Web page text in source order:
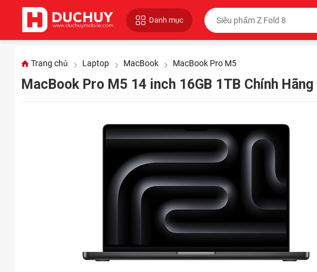
Danh mục
Trang chủ Laptop MacBook MacBook Pro M5
MacBook Pro M5 14 inch 16GB 1TB Chính Hãng